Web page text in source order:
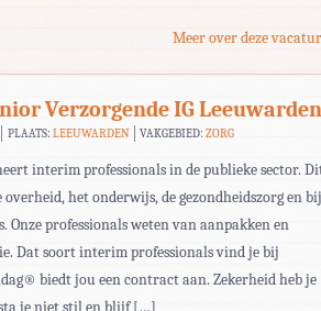
Meer over deze
Verzorgende IG Leeuwarden
PLAATS: LEEUWARDEN VAKGEBIED:ZORG
interim professionals in de publieke sector.
overheid, het onderwijs, de gezondheidszorg en bij
Onze professionals weten van aanpakken en
Dat soort interim professionals vind je bij
biedt jou een contract aan. Zekerheid heb je
je niet stil en blijf […]